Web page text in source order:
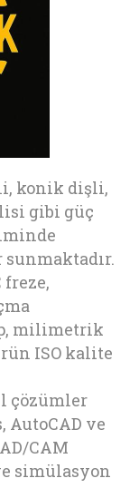
konik dişli,
gibi güç
milimetrik
ISO kalite
çözümler
AutoCAD ve
CAM
simülasyon